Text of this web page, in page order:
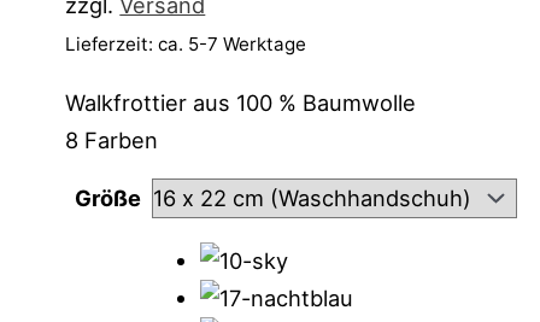
Lieferzeit: ca. 5-7 Werktage
Walkfrottier aus 100 % Baumwolle
8 Farben
Größe